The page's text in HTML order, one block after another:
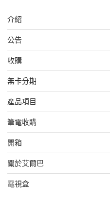
介紹
公告
收購
無卡分期
產品項目
筆電收購
開箱
關於艾爾巴
電視盒